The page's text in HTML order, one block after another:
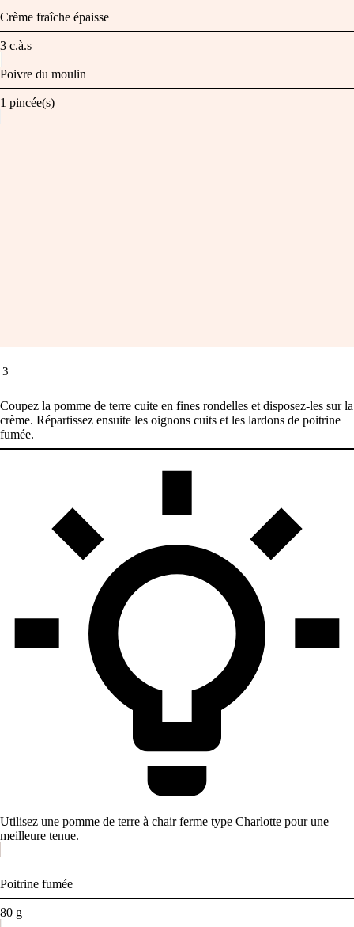
Crème fraîche épaisse
3 c.à.s
Poivre du moulin
1 pincée(s)
3
Coupez la pomme de terre cuite en fines rondelles et disposez-les sur la
crème. Répartissez ensuite les oignons cuits et les lardons de poitrine
fumée.
Utilisez une pomme de terre à chair ferme type Charlotte pour une
meilleure tenue.
Poitrine fumée
80 g